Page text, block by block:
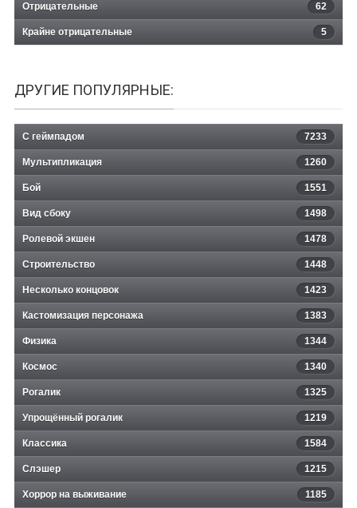
Отрицательные 62
Крайне отрицательные 5
ДРУГИЕ ПОПУЛЯРНЫЕ:
С геймпадом 7233
Мультипликация 1260
Бой 1551
Вид сбоку 1498
Ролевой экшен 1478
Строительство 1448
Несколько концовок 1423
Кастомизация персонажа 1383
Физика 1344
Космос 1340
Рогалик 1325
Упрощённый рогалик 1219
Классика 1584
Слэшер 1215
Хоррор на выживание 1185